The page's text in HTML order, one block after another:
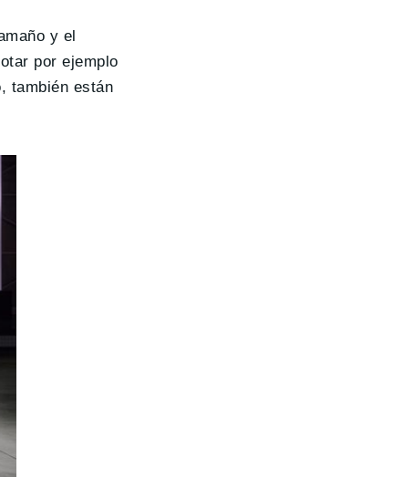
y el
por ejemplo
también están